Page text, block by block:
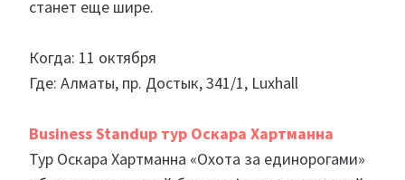
станет еще шире.
Когда: 11 октября
Где: Алматы, пр. Достык, 341/1, Luxhall
Business Standup тур Оскара Хартманна
Тур Оскара Хартманна «Охота за единорогами»